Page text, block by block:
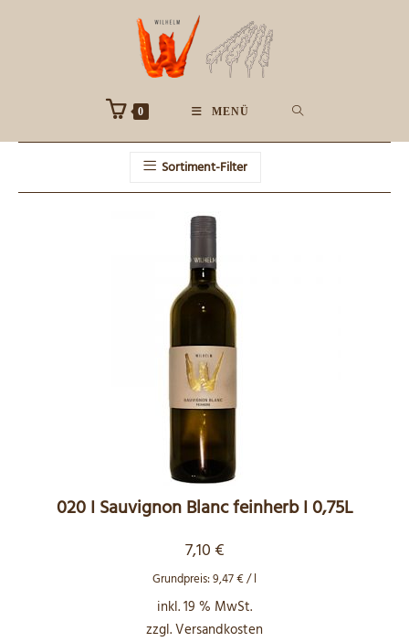
0 MENÜ
Sortiment-Filter
020 I Sauvignon Blanc feinherb I 0,75L
7,10 €
Grundpreis:9,47€/l
inkl. 19 % MwSt.
zzgl.Versandkosten